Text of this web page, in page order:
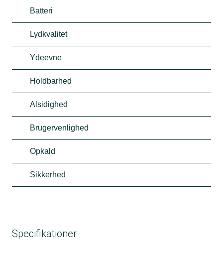
Batteri
Lydkvalitet
Ydeevne
Holdbarhed
Alsidighed
Brugervenlighed
Opkald
Sikkerhed
Specifikationer